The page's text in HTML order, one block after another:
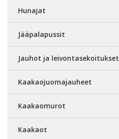
Hunajat
Jääpalapussit
Jauhot ja leivontasekoitukset
Kaakaojuomajauheet
Kaakaomurot
Kaakaot